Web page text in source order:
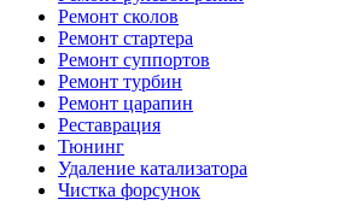
Ремонт сколов
Ремонт стартера
Ремонт суппортов
Ремонт турбин
Ремонт царапин
Реставрация
Тюнинг
Удаление катализатора
Чистка форсунок